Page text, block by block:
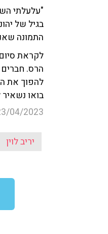
"עלעלתי
בגיל של
התמונה
לקראת
הרס. חברים
להפוך את
בואו
04/2023
יריב לוין